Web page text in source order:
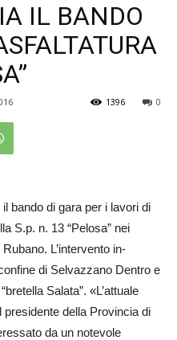
IL BANDO
0
1396
bando di gara per i lavori di
S.p. n. 13 “Pe­losa” nei
L’inter­vento in­
di Selvazzano Dentro e
Salata”. «L’at­­tu­­ale
della Provincia di
da un notevole